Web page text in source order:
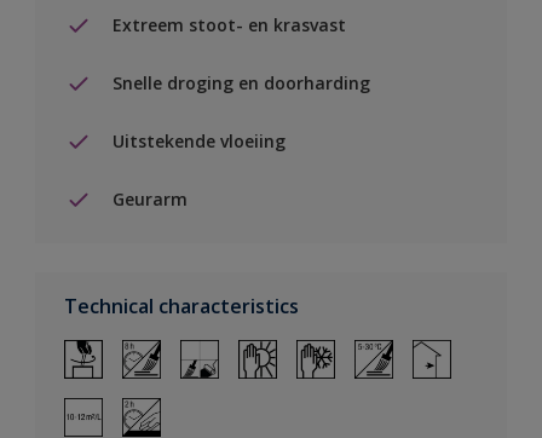
Extreem stoot- en krasvast
Snelle droging en doorharding
Uitstekende vloeiing
Geurarm
Technical characteristics